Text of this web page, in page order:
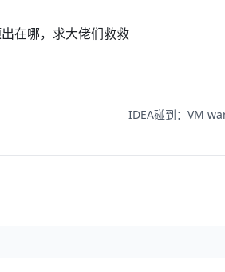
在哪，求大佬们救救
IDEA碰到：VM